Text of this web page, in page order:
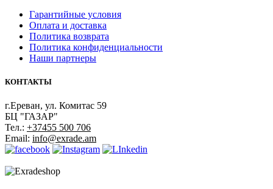
Гарантийные условия
Оплата и доставка
Политика возврата
Политика конфиденциальности
Наши партнеры
КОНТАКТЫ
г.Ереван, ул. Комитас 59
БЦ "ГАЗАР"
Тел.: +37455 500 706
Email: info@exrade.am